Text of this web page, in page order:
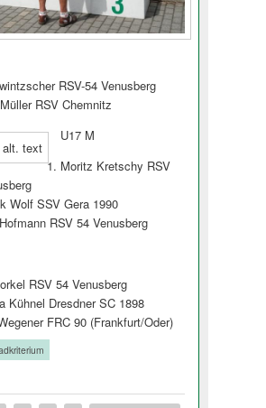
RSV-54 Venusberg
RSV Chemnitz
U17 M
Moritz Kretschy RSV
Wolf SSV Gera 1990
RSV 54 Venusberg
RSV 54 Venusberg
Kühnel Dresdner SC 1898
FRC 90 (Frankfurt/Oder)